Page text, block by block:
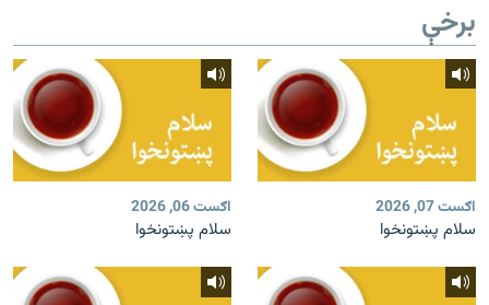
برخې
اګست 07, 2026
سلام پښتونخوا
اګست 06, 2026
سلام پښتونخوا